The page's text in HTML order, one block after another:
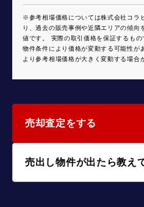
※参考相場価格については株式会社コラ
り、過去の販売事例や近隣エリアの傾
値です。 実際の取引価格を保証するも
物件条件により価格が変動する可能性が
より参考相場価格が大きく変動する場合
売却査定をする
売出し物件が出たら教え